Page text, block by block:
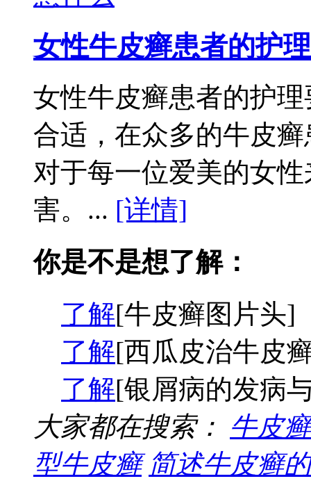
女性牛皮癣患者的护理
女性牛皮癣患者的护
合适，在众多的牛皮
对于每一位爱美的女
害。... [详情]
你是不是想了解：
了解[牛皮癣图片头]
了解[西瓜皮治牛皮
了解[银屑病的发病
大家都在搜索： 牛皮
型牛皮癣 简述牛皮癣